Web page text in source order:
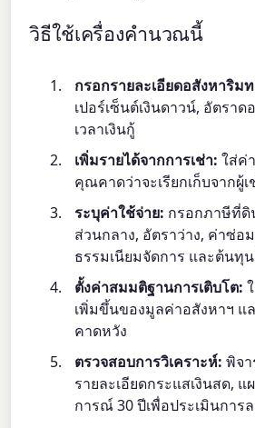
วิธีใช้เครื่องคำนวณนี้
กรอกรายละเอียดอสังหาริม
เปอร์เซ็นต์เงินดาวน์, อัตราด
เวลาเงินกู้
เพิ่มรายได้จากการเช่า: ใส่ค่
คุณคาดว่าจะเรียกเก็บจากผู้เ
ระบุค่าใช้จ่าย: กรอกภาษีที่ดิ
ส่วนกลาง, อัตราว่าง, ค่าซ่อ
ธรรมเนียมจัดการ และต้นทุ
ตั้งค่าสมมติฐานการเติบโต:
เพิ่มขึ้นของมูลค่าอสังหาฯ แ
คาดหวัง
ตรวจสอบการวิเคราะห์: พิจ
รายละเอียดกระแสเงินสด,
การณ์ 30 ปีเพื่อประเมินการ